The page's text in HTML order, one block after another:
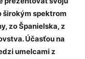
spektrom
zo Španielska, z
Účasťou na
umelcami z